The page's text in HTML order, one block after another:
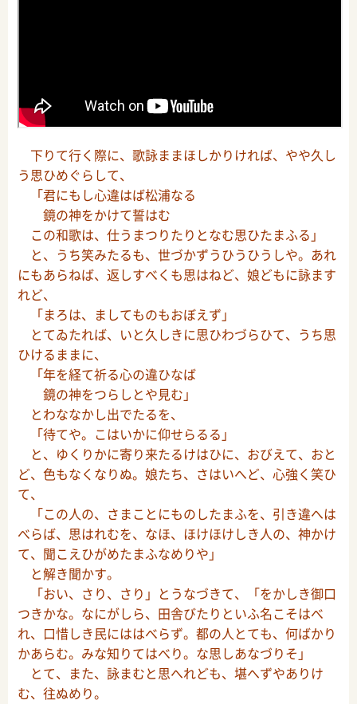
下りて行く際に、歌詠ままほしかりければ、やや久し
う思ひめぐらして、
「君にもし心違はば松浦なる
鏡の神をかけて誓はむ
この和歌は、仕うまつりたりとなむ思ひたまふる」
と、うち笑みたるも、世づかずうひうひうしや。あれ
にもあらねば、返しすべくも思はねど、娘どもに詠ます
れど、
「まろは、ましてものもおぼえず」
とてゐたれば、いと久しきに思ひわづらひて、うち思
ひけるままに、
「年を経て祈る心の違ひなば
鏡の神をつらしとや見む」
とわななかし出でたるを、
「待てや。こはいかに仰せらるる」
と、ゆくりかに寄り来たるけはひに、おびえて、おと
ど、色もなくなりぬ。娘たち、さはいへど、心強く笑ひ
て、
「この人の、さまことにものしたまふを、引き違へは
べらば、思はれむを、なほ、ほけほけしき人の、神かけ
て、聞こえひがめたまふなめりや」
と解き聞かす。
「おい、さり、さり」とうなづきて、「をかしき御口
つきかな。なにがしら、田舎びたりといふ名こそはべ
れ、口惜しき民にははべらず。都の人とても、何ばかり
かあらむ。みな知りてはべり。な思しあなづりそ」
とて、また、詠まむと思へれども、堪へずやありけ
む、往ぬめり。